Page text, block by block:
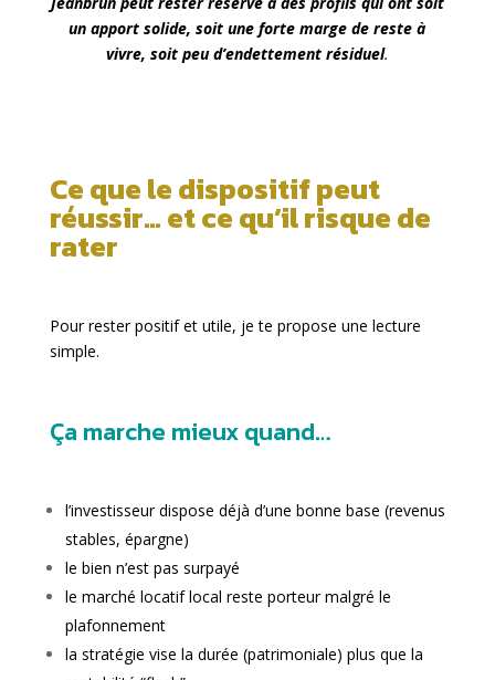
un apport solide, soit une forte marge de reste à
vivre, soit peu d’endettement résiduel.
Ce que le dispositif peut
réussir… et ce qu’il risque de
rater
Pour rester positif et utile, je te propose une lecture
simple.
Ça marche mieux quand…
l’investisseur dispose déjà d’une bonne base (revenus
stables, épargne)
le bien n’est pas surpayé
le marché locatif local reste porteur malgré le
plafonnement
la stratégie vise la durée (patrimoniale) plus que la